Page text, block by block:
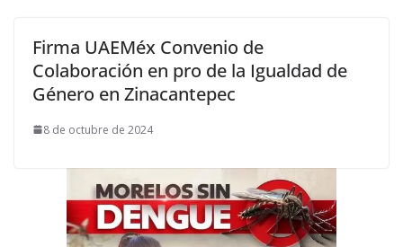
Firma UAEMéx Convenio de
Colaboración en pro de la Igualdad de
Género en Zinacantepec
8 de octubre de 2024